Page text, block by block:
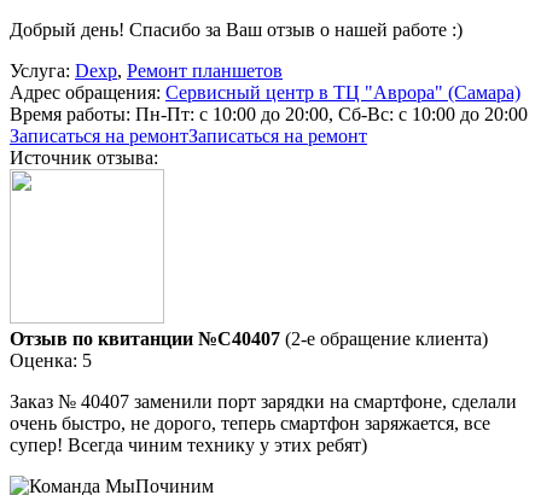
Добрый день! Спасибо за Ваш отзыв о нашей работе :)
Услуга: Dexp, Ремонт планшетов
Адрес обращения: Сервисный центр в ТЦ "Аврора" (Самара)
Время работы: Пн-Пт: с 10:00 до 20:00, Сб-Вс: с 10:00 до 20:00
Записаться на ремонтЗаписаться на ремонт
Источник отзыва:
Отзыв по квитанции №C40407 (2-е обращение клиента)
Оценка: 5
Заказ № 40407 заменили порт зарядки на смартфоне, сделали
очень быстро, не дорого, теперь смартфон заряжается, все
супер! Всегда чиним технику у этих ребят)